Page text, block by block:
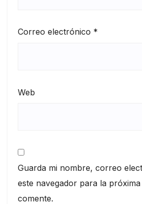
Correo electrónico *
Web
Guarda mi nombre, correo
este navegador para la
comente.